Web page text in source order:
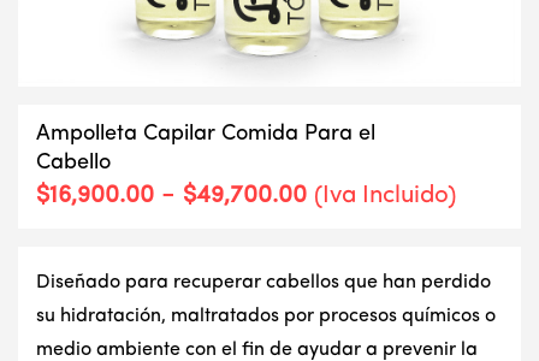
Ampolleta Capilar Comida Para el
Cabello
$16,900.00 - $49,700.00Rango
de
desde
$16,900.00
hasta
$49,700.00
(Iva Incluido)
Diseñado para recuperar cabellos que han perdido
su hidratación, maltratados por procesos químicos o
medio ambiente con el fin de ayudar a prevenir la